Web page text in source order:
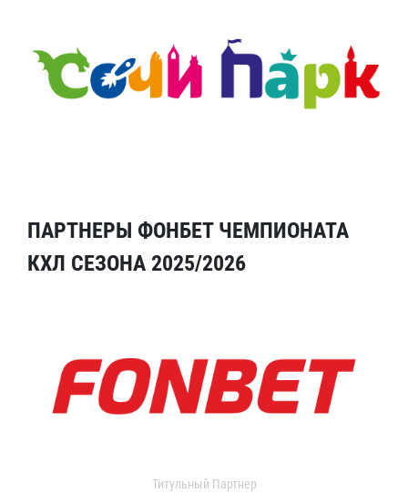
ПАРТНЕРЫ ФОНБЕТ ЧЕМПИОНАТА
КХЛ СЕЗОНА 2025/2026
Титульный Партнер